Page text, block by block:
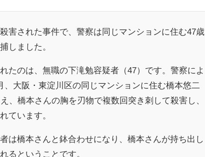
害された事件で、警察は同じマンションに住む47歳
しました。
たのは、無職の下滝勉容疑者（47）です。警察によ
、大阪・東淀川区の同じマンションに住む橋本悠二
、橋本さんの胸を刃物で複数回突き刺して殺害し、
ています。
は橋本さんと鉢合わせになり、橋本さんが持ち出し
るということです。